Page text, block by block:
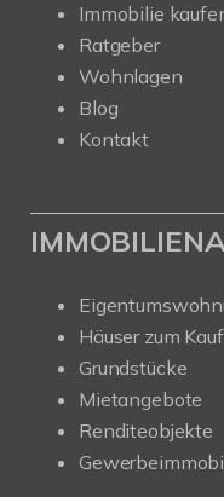
Immobilie
Ratgeber
Wohnlagen
Blog
Kontakt
Häuser zum Kauf
Grundstücke
Mietangebote
Renditeobjekte